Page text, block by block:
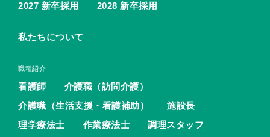
2027 新卒採用 2028 新卒採用
私たちについて
職種紹介
看護師
介護職（訪問介護）
介護職（生活支援・看護補助）
施設長
理学療法士
作業療法士
調理スタッフ